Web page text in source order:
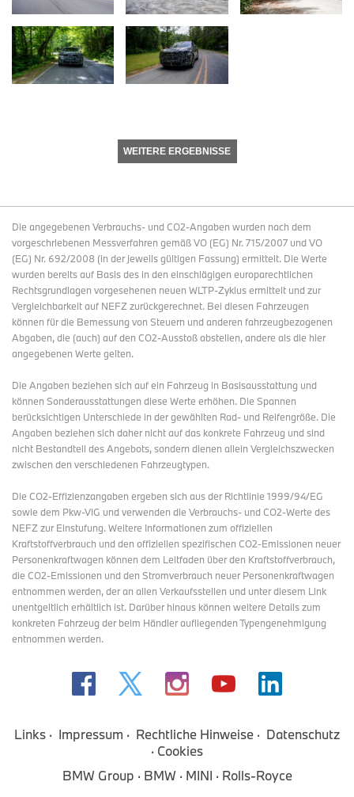
WEITERE ERGEBNISSE
Die angegebenen Verbrauchs- und CO2-Angaben wurden nach dem
vorgeschriebenen Messverfahren gemäß VO (EG) Nr. 715/2007 und VO
(EG) Nr. 692/2008 (in der jeweils gültigen Fassung) ermittelt. Die Werte
wurden bereits auf Basis des in den einschlägigen europarechtlichen
Rechtsgrundlagen vorgesehenen neuen WLTP-Zyklus ermittelt und zur
Vergleichbarkeit auf NEFZ zurückgerechnet. Bei diesen Fahrzeugen
können für die Bemessung von Steuern und anderen fahrzeugbezogenen
Abgaben, die (auch) auf den CO2-Ausstoß abstellen, andere als die hier
angegebenen Werte gelten.
Die Angaben beziehen sich auf ein Fahrzeug in Basisausstattung und
können Sonderausstattungen diese Werte erhöhen. Die Spannen
berücksichtigen Unterschiede in der gewählten Rad- und Reifengröße. Die
Angaben beziehen sich daher nicht auf das konkrete Fahrzeug und sind
nicht Bestandteil des Angebots, sondern dienen allein Vergleichszwecken
zwischen den verschiedenen Fahrzeugtypen.
Die CO2-Effizienzangaben ergeben sich aus der Richtlinie 1999/94/EG
sowie dem Pkw-VIG und verwenden die Verbrauchs- und CO2-Werte des
NEFZ zur Einstufung. Weitere Informationen zum offiziellen
Kraftstoffverbrauch und den offiziellen spezifischen CO2-Emissionen neuer
Personenkraftwagen können dem Leitfaden über den Kraftstoffverbrauch,
die CO2-Emissionen und den Stromverbrauch neuer Personenkraftwagen
entnommen werden, der an allen Verkaufsstellen und unter diesem Link
unentgeltlich erhältlich ist. Darüber hinaus können weitere Details zum
konkreten Fahrzeug der beim Händler aufliegenden Typengenehmigung
entnommen werden.
Links Impressum Rechtliche Hinweise
Datenschutz
Cookies
BMW Group
BMW MINI Rolls-Royce